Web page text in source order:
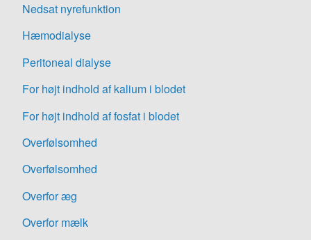
Nedsat nyrefunktion
Hæmodialyse
Peritoneal dialyse
For højt indhold af kalium i blodet
For højt indhold af fosfat i blodet
Overfølsomhed
Overfølsomhed
Overfor æg
Overfor mælk